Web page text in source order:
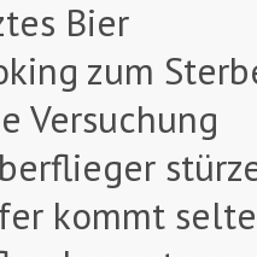
Bier
zum
Versuchung
kommt